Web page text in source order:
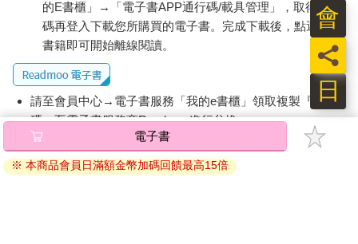
的E書櫃」→「電子書APP通行碼/載具管理」，取得通行
碼再登入下載您所購買的電子書。完成下載後，點選任一
書籍即可開始離線閱讀。
請至會員中心→電子書服務「我的e書櫃」領取複製『兌換
碼』至電子書服務商Readmoo進行兌換。
退換貨須知：
因版權保護，您在金石堂所購買的電子書僅能以金石堂專屬
電子書
※ 本商品會員日滿額金幣加碼回饋最高15倍
日
員
會